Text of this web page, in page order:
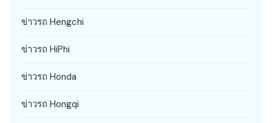
ข่าวรถ Hengchi
ข่าวรถ HiPhi
ข่าวรถ Honda
ข่าวรถ Hongqi